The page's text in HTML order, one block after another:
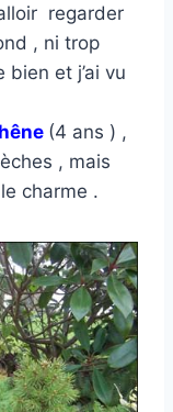
regarder
, ni trop
et j’ai vu
(4 ans ) ,
, mais
charme .